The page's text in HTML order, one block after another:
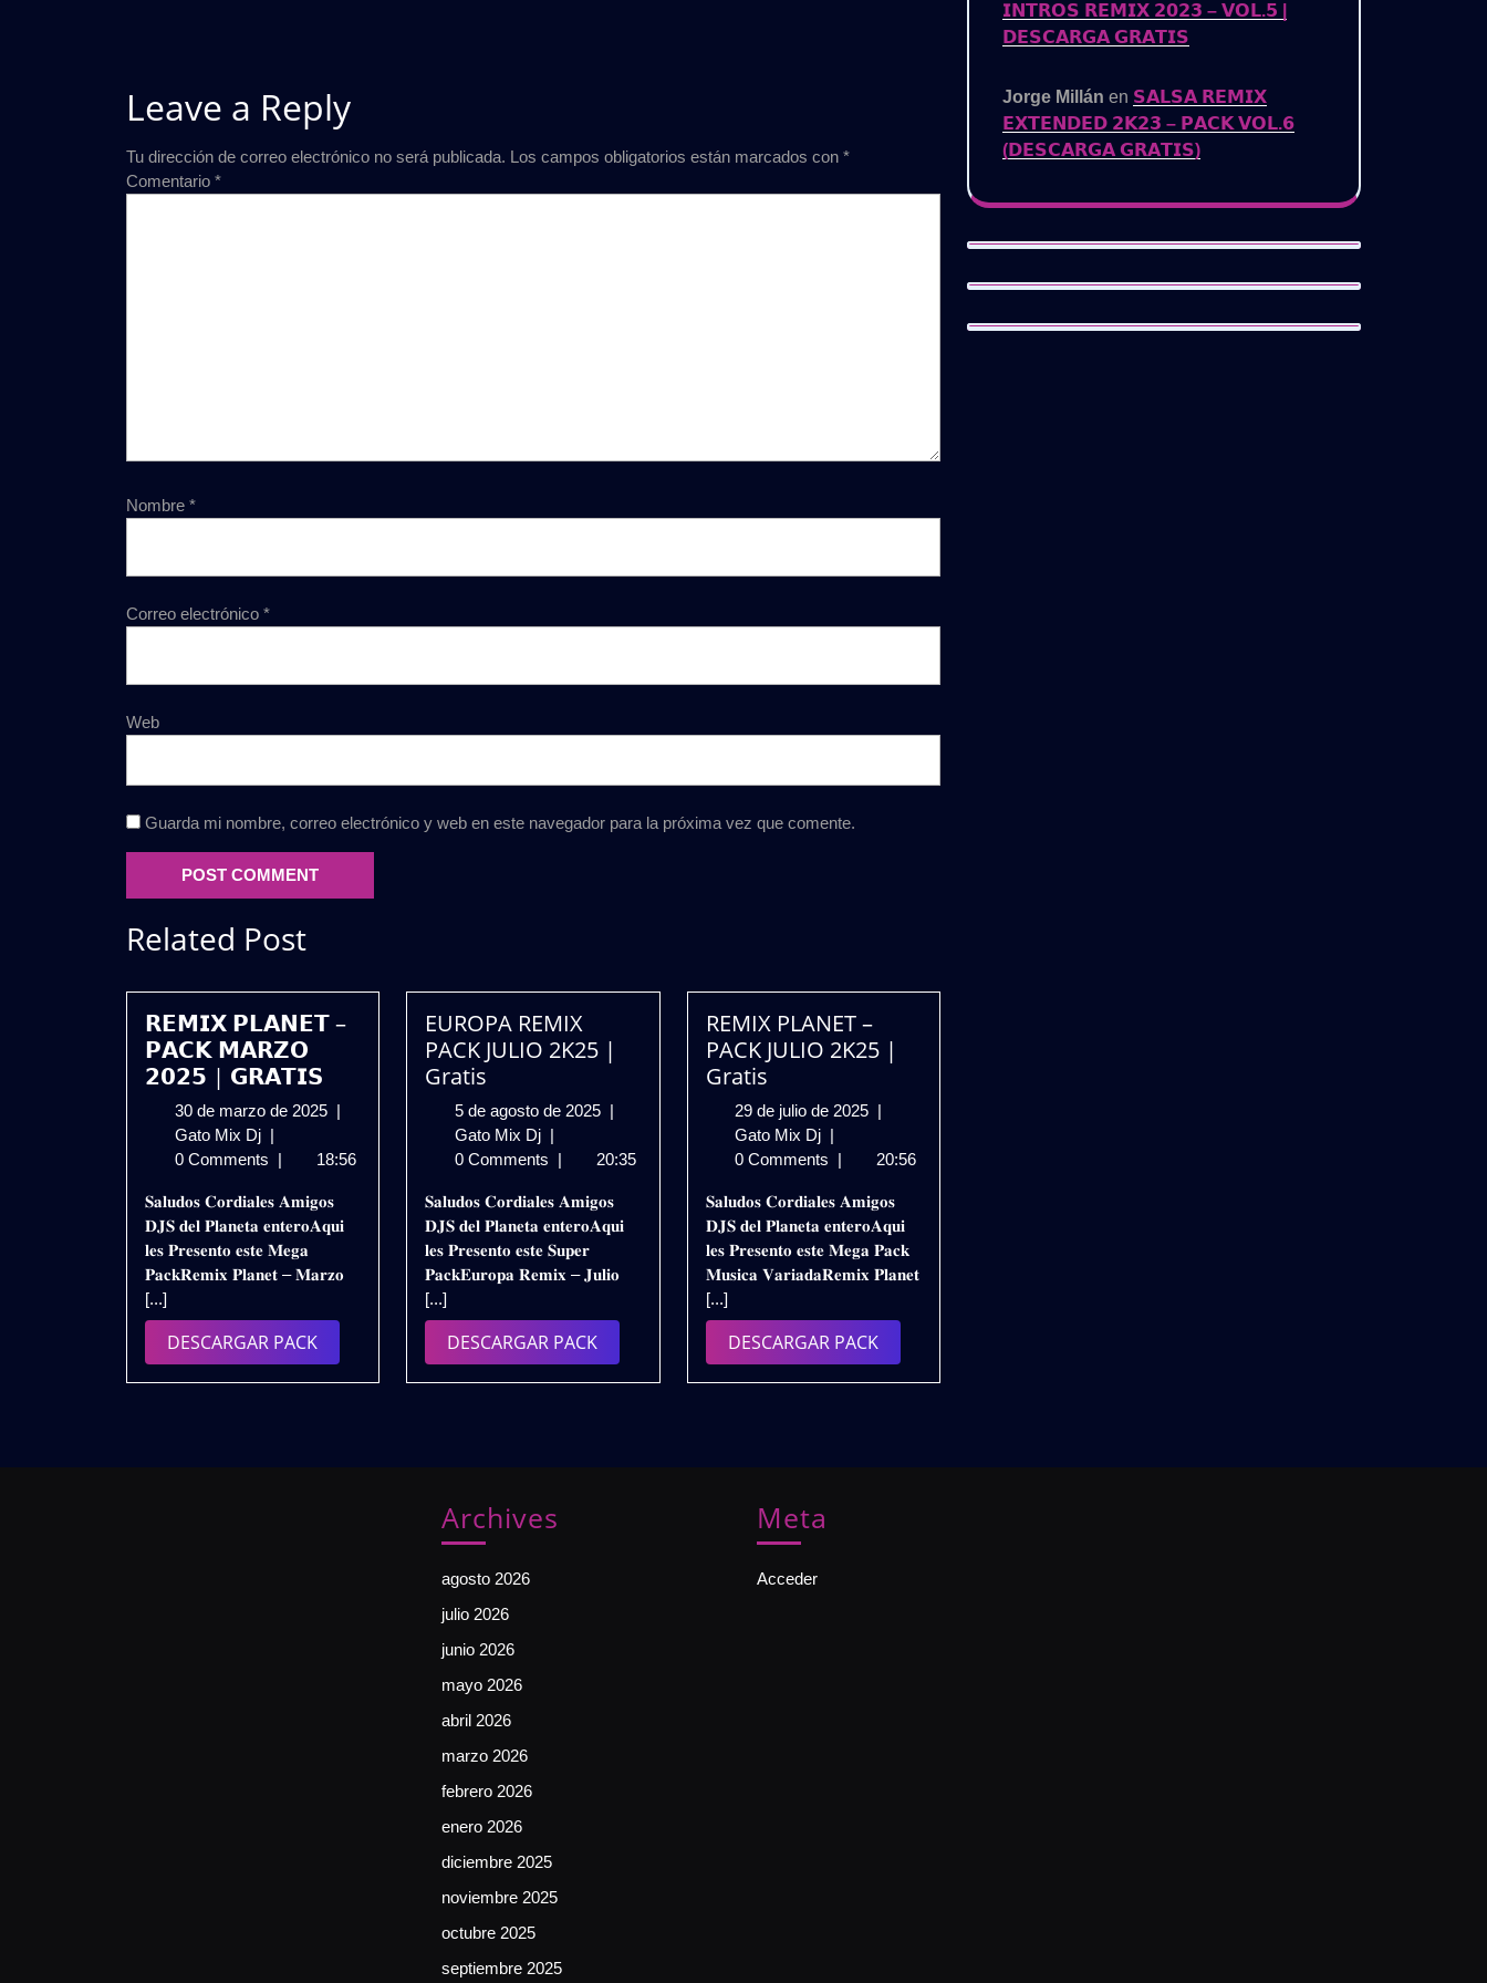
Leave a Reply
Tu dirección de correo electrónico no será publicada. Los campos obligatorios están marcados con *
Comentario *
Nombre *
Correo electrónico *
Web
Guarda mi nombre, correo electrónico y web en este navegador para la próxima vez que comente.
Related Post
𝗥𝗘𝗠𝗜𝗫 𝗣𝗟𝗔𝗡𝗘𝗧 –
𝗣𝗔𝗖𝗞 𝗠𝗔𝗥𝗭𝗢
𝟮𝟬𝟮𝟱 | 𝗚𝗥𝗔𝗧𝗜𝗦
30 de marzo de 2025 30
marzo
2025
|
Gato Mix Dj 𝗥𝗘𝗠𝗜𝗫
𝗣𝗟𝗔𝗡𝗘𝗧
𝗣𝗔𝗖𝗞
𝗠𝗔𝗥𝗭𝗢
𝟮𝟬𝟮𝟱
|
|
0 Comments | 18:56
𝐒𝐚𝐥𝐮𝐝𝐨𝐬 𝐂𝐨𝐫𝐝𝐢𝐚𝐥𝐞𝐬 𝐀𝐦𝐢𝐠𝐨𝐬
𝐃𝐉𝐒 𝐝𝐞𝐥 𝐏𝐥𝐚𝐧𝐞𝐭𝐚 𝐞𝐧𝐭𝐞𝐫𝐨𝐀𝐪𝐮𝐢
𝐥𝐞𝐬 𝐏𝐫𝐞𝐬𝐞𝐧𝐭𝐨 𝐞𝐬𝐭𝐞 𝐌𝐞𝐠𝐚
𝐏𝐚𝐜𝐤𝐑𝐞𝐦𝐢𝐱 𝐏𝐥𝐚𝐧𝐞𝐭 – 𝐌𝐚𝐫𝐳𝐨
[...]
DESCARGAR PACKDESCARGAR
PACK
EUROPA REMIX
PACK JULIO 2K25 |
Gratis
5 de agosto de 2025 5
agosto
2025
|
Gato Mix Dj EUROPA
REMIX
JULIO
2K25
|
Gratis
|
0 Comments | 20:35
𝐒𝐚𝐥𝐮𝐝𝐨𝐬 𝐂𝐨𝐫𝐝𝐢𝐚𝐥𝐞𝐬 𝐀𝐦𝐢𝐠𝐨𝐬
𝐃𝐉𝐒 𝐝𝐞𝐥 𝐏𝐥𝐚𝐧𝐞𝐭𝐚 𝐞𝐧𝐭𝐞𝐫𝐨𝐀𝐪𝐮𝐢
𝐥𝐞𝐬 𝐏𝐫𝐞𝐬𝐞𝐧𝐭𝐨 𝐞𝐬𝐭𝐞 𝐒𝐮𝐩𝐞𝐫
𝐏𝐚𝐜𝐤𝐄𝐮𝐫𝐨𝐩𝐚 𝐑𝐞𝐦𝐢𝐱 – 𝐉𝐮𝐥𝐢𝐨
[...]
DESCARGAR PACKDESCARGAR
PACK
REMIX PLANET –
PACK JULIO 2K25 |
Gratis
29 de julio de 2025 29
julio
2025
|
Gato Mix Dj REMIX
PLANET
PACK
JULIO
2K25
|
|
0 Comments | 20:56
𝐒𝐚𝐥𝐮𝐝𝐨𝐬 𝐂𝐨𝐫𝐝𝐢𝐚𝐥𝐞𝐬 𝐀𝐦𝐢𝐠𝐨𝐬
𝐃𝐉𝐒 𝐝𝐞𝐥 𝐏𝐥𝐚𝐧𝐞𝐭𝐚 𝐞𝐧𝐭𝐞𝐫𝐨𝐀𝐪𝐮𝐢
𝐥𝐞𝐬 𝐏𝐫𝐞𝐬𝐞𝐧𝐭𝐨 𝐞𝐬𝐭𝐞 𝐌𝐞𝐠𝐚 𝐏𝐚𝐜𝐤
𝐌𝐮𝐬𝐢𝐜𝐚 𝐕𝐚𝐫𝐢𝐚𝐝𝐚𝐑𝐞𝐦𝐢𝐱 𝐏𝐥𝐚𝐧𝐞𝐭
[...]
DESCARGAR PACKDESCARGAR
PACK
𝗜𝗡𝗧𝗥𝗢𝗦 𝗥𝗘𝗠𝗜𝗫 𝟮𝟬𝟮𝟯 – 𝗩𝗢𝗟.𝟱 |
𝗗𝗘𝗦𝗖𝗔𝗥𝗚𝗔 𝗚𝗥𝗔𝗧𝗜𝗦
Jorge Millán en 𝗦𝗔𝗟𝗦𝗔 𝗥𝗘𝗠𝗜𝗫
𝗘𝗫𝗧𝗘𝗡𝗗𝗘𝗗 𝟮𝗞𝟮𝟯 – 𝗣𝗔𝗖𝗞 𝗩𝗢𝗟.𝟲
(𝗗𝗘𝗦𝗖𝗔𝗥𝗚𝗔 𝗚𝗥𝗔𝗧𝗜𝗦)
Archives
agosto 2026
julio 2026
junio 2026
mayo 2026
abril 2026
marzo 2026
febrero 2026
enero 2026
diciembre 2025
noviembre 2025
octubre 2025
septiembre 2025
Meta
Acceder